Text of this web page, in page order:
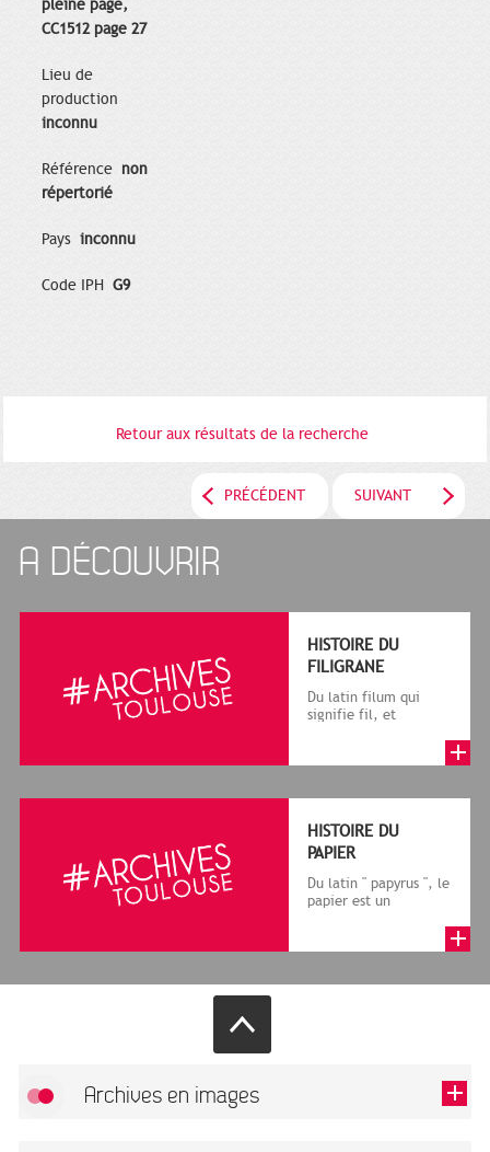
pleine page,
CC1512 page 27
Lieu de
production
inconnu
Référence non
répertorié
Pays inconnu
Code IPH G9
Retour aux résultats de la recherche
PRÉCÉDENT SUIVANT
A DÉCOUVRIR
HISTOIRE DU
FILIGRANE
Du latin filum qui
signifie fil, et
le cadre de la f...
HISTOIRE DU
PAPIER
Du latin " papyrus ", le
papier est un
végétales réduite...
Archives en images